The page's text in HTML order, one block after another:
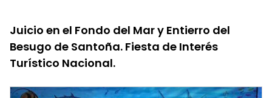
Juicio en el Fondo del Mar y Entierro del
Besugo de Santoña. Fiesta de Interés
Turístico Nacional.